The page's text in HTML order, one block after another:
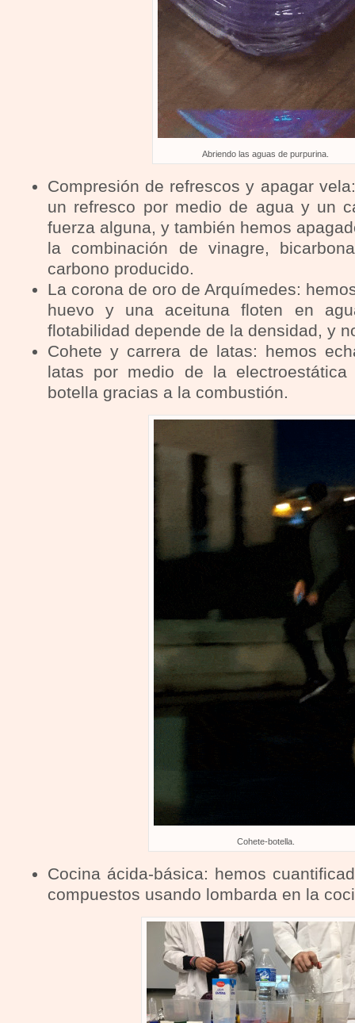
Abriendo las aguas de purpurina.
Compresión de refrescos y apagar
un refresco por medio de agua y un
fuerza alguna, y también hemos
la combinación de vinagre,
carbono producido.
La corona de oro de Arquímedes:
huevo y una aceituna floten en
flotabilidad depende de la densidad, y
Cohete y carrera de latas: hemos
latas por medio de la
botella gracias a la combustión.
Cohete-botella.
Cocina ácida-básica: hemos
compuestos usando lombarda en la